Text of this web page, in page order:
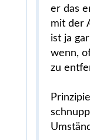
er das
mit der
ist ja
wenn,
zu